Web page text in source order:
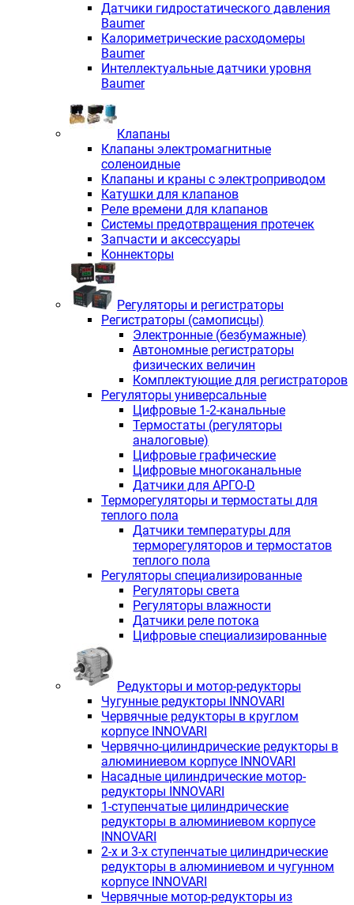
Датчики гидростатического давления
Baumer
Калориметрические расходомеры
Baumer
Интеллектуальные датчики уровня
Baumer
Клапаны
Клапаны электромагнитные
соленоидные
Клапаны и краны с электроприводом
Катушки для клапанов
Реле времени для клапанов
Системы предотвращения протечек
Запчасти и аксессуары
Коннекторы
Регуляторы и регистраторы
Регистраторы (самописцы)
Электронные (безбумажные)
Автономные регистраторы
физических величин
Комплектующие для регистраторов
Регуляторы универсальные
Цифровые 1-2-канальные
Термостаты (регуляторы
аналоговые)
Цифровые графические
Цифровые многоканальные
Датчики для АРГО-D
Терморегуляторы и термостаты для
теплого пола
Датчики температуры для
терморегуляторов и термостатов
теплого пола
Регуляторы специализированные
Регуляторы света
Регуляторы влажности
Датчики реле потока
Цифровые специализированные
Редукторы и мотор-редукторы
Чугунные редукторы INNOVARI
Червячные редукторы в круглом
корпусе INNOVARI
Червячно-цилиндрические редукторы в
алюминиевом корпусе INNOVARI
Насадные цилиндрические мотор-
редукторы INNOVARI
1-ступенчатые цилиндрические
редукторы в алюминиевом корпусе
INNOVARI
2-х и 3-х ступенчатые цилиндрические
редукторы в алюминиевом и чугунном
корпусе INNOVARI
Червячные мотор-редукторы из